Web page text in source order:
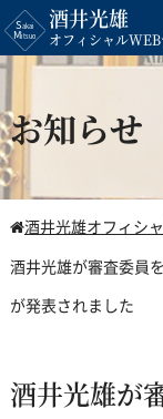
酒井光雄
オフィシャルWEB
お知らせ
酒井光雄オフィシ
酒井光雄が審査委員
が発表されました
酒井光雄が